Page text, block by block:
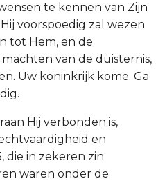
te kennen van Zijn
voorspoedig zal wezen
tot Hem, en de
van de duisternis,
Uw koninkrijk kome. Ga
Hij verbonden is,
en
die in zekeren zin
waren onder de